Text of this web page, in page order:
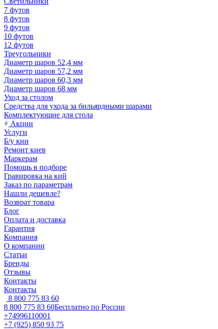
7 футов
8 футов
9 футов
10 футов
12 футов
Треугольники
Диаметр шаров 52,4 мм
Диаметр шаров 57,2 мм
Диаметр шаров 60,3 мм
Диаметр шаров 68 мм
Уход за столом
Средства для ухода за бильярдными шарами
Комплектующие для стола
Акции
Услуги
Б/у кии
Ремонт киев
Маркерам
Помощь в подборе
Гравировка на кий
Заказ по параметрам
Нашли дешевле?
Возврат товара
Блог
Оплата и доставка
Гарантия
Компания
О компании
Статьи
Бренды
Отзывы
Контакты
Контакты
8 800 775 83 60
8 800 775 83 60Бесплатно по России
+74996110001
+7 (925) 850 93 75